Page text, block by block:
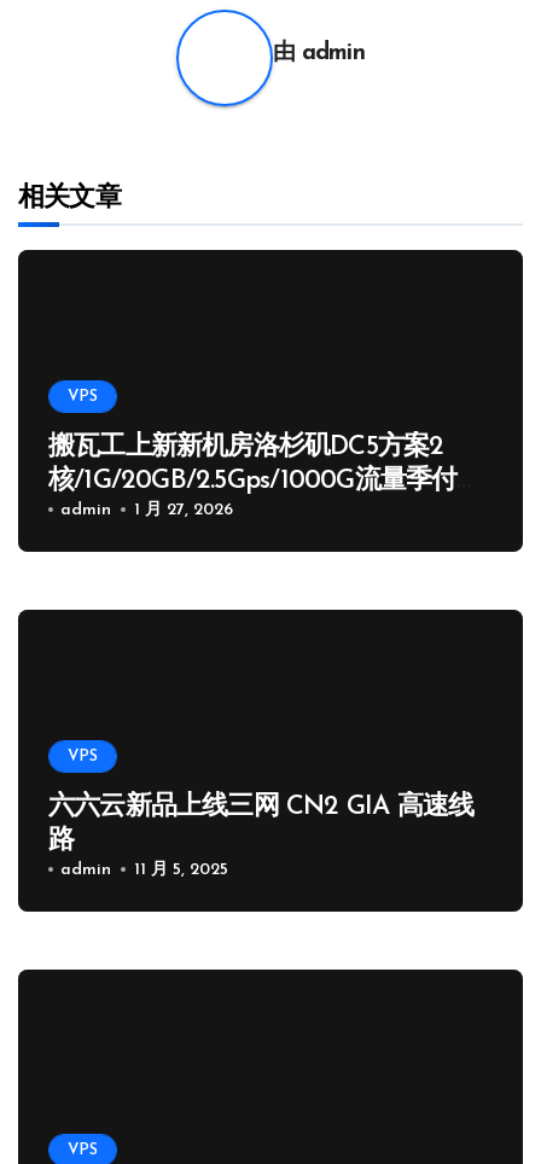
由 admin
相关文章
VPS
搬瓦工上新新机房洛杉矶DC5方案2
核/1G/20GB/2.5Gps/1000G流量季付
65.89 USD
admin 1 月 27, 2026
VPS
六六云新品上线三网 CN2 GIA 高速线
路
admin 11 月 5, 2025
VPS